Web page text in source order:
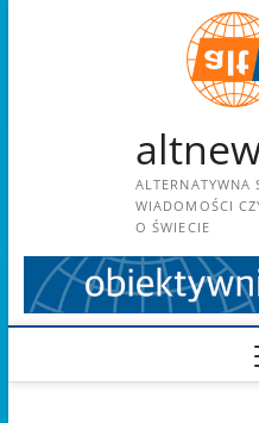
ALTERNATYWNA
WIADOMOŚCI
O ŚWIECIE